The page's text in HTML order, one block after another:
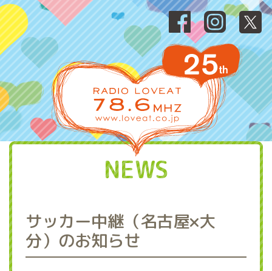
NEWS
サッカー中継（名古屋×大
分）のお知らせ